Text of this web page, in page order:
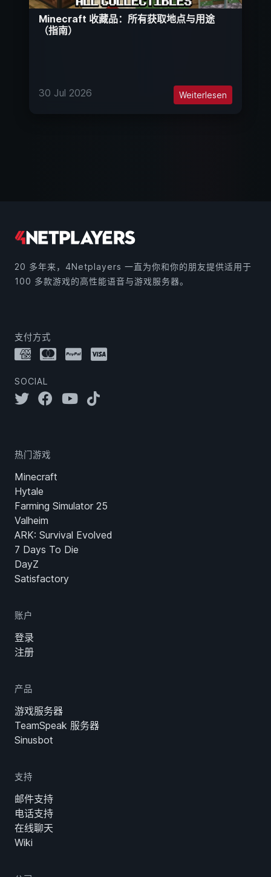
Minecraft 收藏品：所有获取地点与用途
（指南）
30 Jul 2026 Weiterlesen
20 多年来，4Netplayers 一直为你和你的朋友提供适用于
100 多款游戏的高性能语音与游戏服务器。
支付方式
SOCIAL
热门游戏
Minecraft
Hytale
Farming Simulator 25
Valheim
ARK: Survival Evolved
7 Days To Die
DayZ
Satisfactory
账户
登录
注册
产品
游戏服务器
TeamSpeak 服务器
Sinusbot
支持
邮件支持
电话支持
在线聊天
Wiki